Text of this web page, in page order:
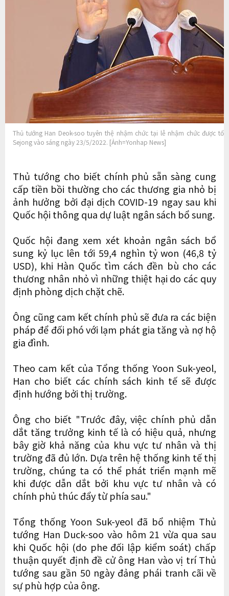
Thủ tướng Han Deok-soo tuyên thệ nhậm chức tại lễ nhậm chức được
Sejong vào sáng ngày 23/5/2022. [Ảnh=Yonhap News]
Thủ tướng cho biết chính phủ sẵn sàng cung
cấp tiền bồi thường cho các thương gia nhỏ bị
ảnh hưởng bởi đại dịch COVID-19 ngay sau khi
Quốc hội thông qua dự luật ngân sách bổ sung.
Quốc hội đang xem xét khoản ngân sách bổ
sung kỷ lục lên tới 59,4 nghìn tỷ won (46,8 tỷ
USD), khi Hàn Quốc tìm cách đền bù cho các
thương nhân nhỏ vì những thiệt hại do các quy
định phòng dịch chặt chẽ.
Ông cũng cam kết chính phủ sẽ đưa ra các biện
pháp để đối phó với lạm phát gia tăng và nợ hộ
gia đình.
Theo cam kết của Tổng thống Yoon Suk-yeol,
Han cho biết các chính sách kinh tế sẽ được
định hướng bởi thị trường.
Ông cho biết "Trước đây, việc chính phủ dẫn
dắt tăng trưởng kinh tế là có hiệu quả, nhưng
bây giờ khả năng của khu vực tư nhân và thị
trường đã đủ lớn. Dựa trên hệ thống kinh tế thị
trường, chúng ta có thể phát triển mạnh mẽ
khi được dẫn dắt bởi khu vực tư nhân và có
chính phủ thúc đẩy từ phía sau."
Tổng thống Yoon Suk-yeol đã bổ nhiệm Thủ
tướng Han Duck-soo vào hôm 21 vừa qua sau
khi Quốc hội (do phe đối lập kiểm soát) chấp
thuận quyết định đề cử ông Han vào vị trí Thủ
tướng sau gần 50 ngày đảng phái tranh cãi về
sự phù hợp của ông.